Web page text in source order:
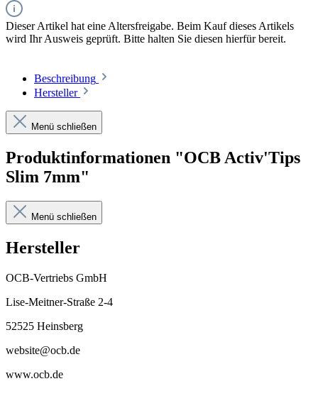
Dieser Artikel hat eine Altersfreigabe. Beim Kauf dieses Artikels
wird Ihr Ausweis geprüft. Bitte halten Sie diesen hierfür bereit.
Beschreibung
Hersteller
Menü schließen
Produktinformationen "OCB Activ'Tips
Slim 7mm"
Menü schließen
Hersteller
OCB-Vertriebs GmbH
Lise-Meitner-Straße 2-4
52525 Heinsberg
website@ocb.de
www.ocb.de